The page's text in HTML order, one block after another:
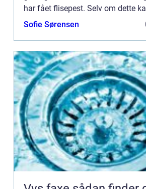
har fået flisepest. Selv om dette
voldsomt er der ikke noget at
Sofie Sørensen